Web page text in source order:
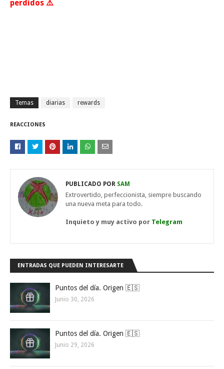
perdidos ⚠️
Temas diarias rewards
REACCIONES
PUBLICADO POR SAM
Extrovertido, perfeccionista, siempre buscando
una nueva meta para todo.
Inquieto y muy activo por Telegram
ENTRADAS QUE PUEDEN INTERESARTE
Puntos del día. Origen 🇪🇸
Junio 30, 2026
Puntos del día. Origen 🇪🇸
Junio 29, 2026